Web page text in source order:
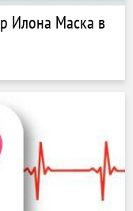
Илона Маска в